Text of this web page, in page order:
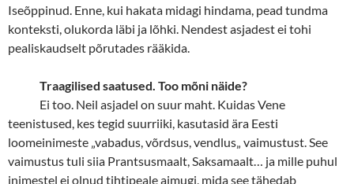
Iseõppinud. Enne, kui hakata midagi hindama, pead tundma
konteksti, olukorda läbi ja lõhki. Nendest asjadest ei tohi
pealiskaudselt põrutades rääkida.
Traagilised saatused. Too mõni näide?
Ei too. Neil asjadel on suur maht. Kuidas Vene
teenistused, kes tegid suurriiki, kasutasid ära Eesti
loomeinimeste „vabadus, võrdsus, vendlus„ vaimustust. See
vaimustus tuli siia Prantsusmaalt, Saksamaalt… ja mille puhul
inimestel ei olnud tihtipeale aimugi, mida see tähedab